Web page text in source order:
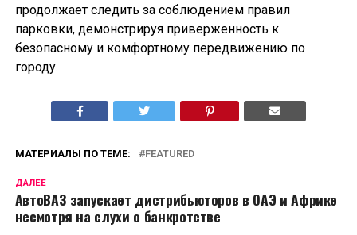
продолжает следить за соблюдением правил
парковки, демонстрируя приверженность к
безопасному и комфортному передвижению по
городу.
МАТЕРИАЛЫ ПО ТЕМЕ: FEATURED
ДАЛЕЕ
АвтоВАЗ запускает дистрибьюторов в ОАЭ и Африке
несмотря на слухи о банкротстве